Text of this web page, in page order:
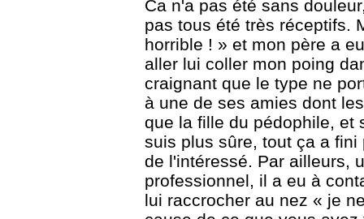
Ca n'a pas été sans
pas tous été très réceptifs.
horrible ! » et mon père a
aller lui coller mon poing
craignant que le type ne
à une de ses amies dont
que la fille du pédophile, et
suis plus sûre, tout ça a
de l'intéressé. Par ailleurs,
professionnel, il a eu à
lui raccrocher au nez « je